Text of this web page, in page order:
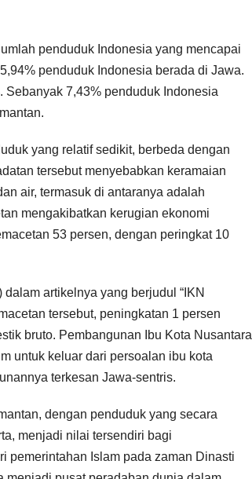
penduduk Indonesia yang mencapai
penduduk Indonesia berada di Jawa.
7,43% penduduk Indonesia
yang relatif sedikit, berbeda dengan
tersebut menyebabkan keramaian
air, termasuk di antaranya adalah
mengakibatkan kerugian ekonomi
53 persen, dengan peringkat 10
artikelnya yang berjudul “IKN
tersebut, peningkatan 1 persen
bruto. Pembangunan Ibu Kota Nusantara
untuk keluar dari persoalan ibu kota
terkesan Jawa-sentris.
dengan penduduk yang secara
menjadi nilai tersendiri bagi
pemerintahan Islam pada zaman Dinasti